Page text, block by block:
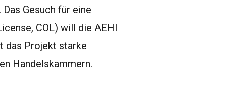
Gesuch für eine
COL) will die AEHI
das Projekt starke
Handelskammern.